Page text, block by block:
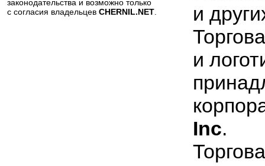
законодательства и возможно только
с согласия владельцев CHERNIL.NET
и
и
Inc.